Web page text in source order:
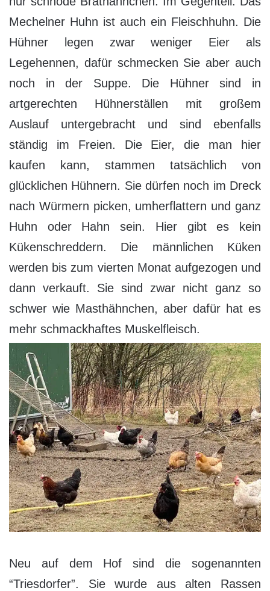
Mechelner Huhn ist auch ein Fleischhuhn. Die
Hühner legen zwar weniger Eier als
Legehennen, dafür schmecken Sie aber auch
noch in der Suppe. Die Hühner sind in
artgerechten Hühnerställen mit großem
Auslauf untergebracht und sind ebenfalls
ständig im Freien. Die Eier, die man hier
kaufen kann, stammen tatsächlich von
glücklichen Hühnern. Sie dürfen noch im Dreck
nach Würmern picken, umherflattern und ganz
Huhn oder Hahn sein. Hier gibt es kein
Kükenschreddern. Die männlichen Küken
werden bis zum vierten Monat aufgezogen und
dann verkauft. Sie sind zwar nicht ganz so
schwer wie Masthähnchen, aber dafür hat es
mehr schmackhaftes Muskelfleisch.
Neu auf dem Hof sind die sogenannten
“Triesdorfer”. Sie wurde aus alten Rassen